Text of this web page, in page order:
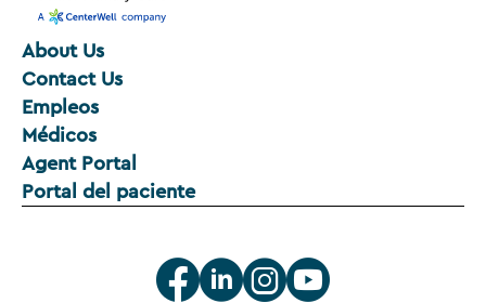
About Us
Contact Us
Empleos
Médicos
Agent Portal
Portal del paciente